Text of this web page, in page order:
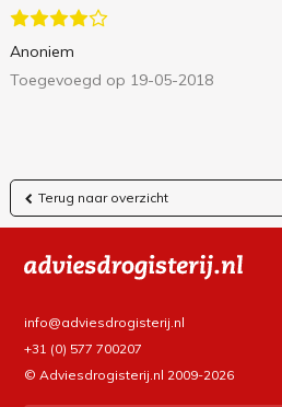
Anoniem
Toegevoegd op 19-05-2018
Terug naar overzicht
info@adviesdrogisterij.nl
+31 (0) 577 700207
© Adviesdrogisterij.nl 2009-2026